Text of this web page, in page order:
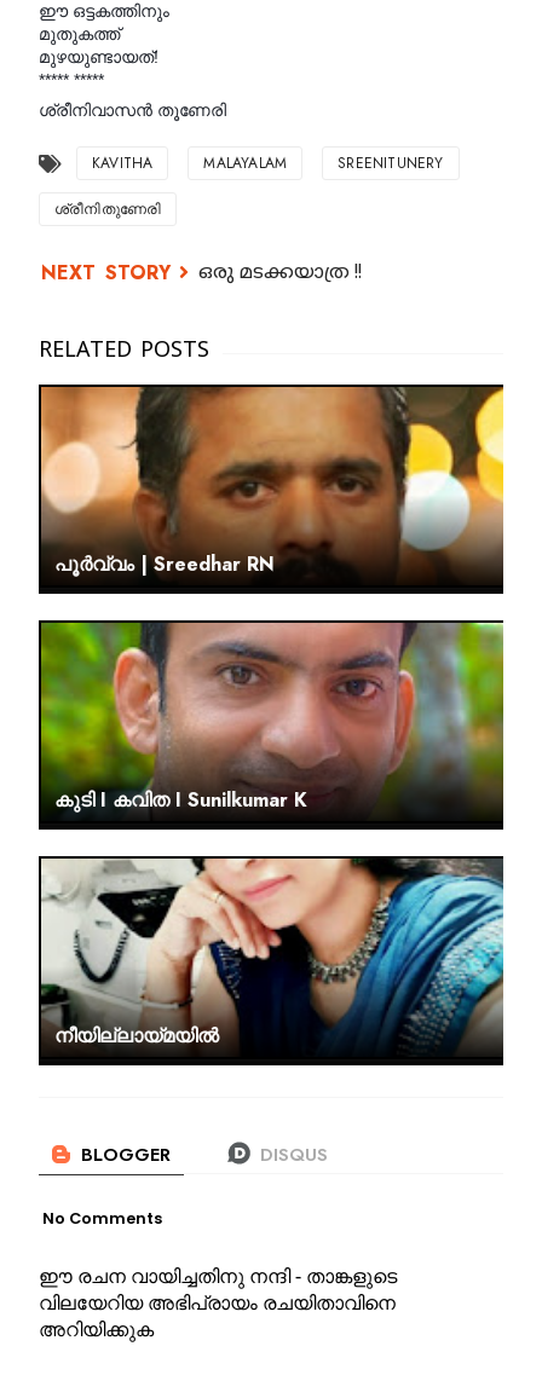
ഈ ഒട്ടകത്തിനും
മുതുകത്ത്
മുഴയുണ്ടായത്!
***** *****
ശ്രീനിവാസൻ തൂണേരി
KAVITHA MALAYALAM SREENITUNERY
ശ്രീനിതുണേരി
ഒരു മടക്കയാത്ര !!
പൂർവ്വം | Sreedhar RN
കുടി I കവിത I Sunilkumar K
നീയില്ലായ്മയിൽ
No Comments
ഈ രചന വായിച്ചതിനു നന്ദി - താങ്കളുടെ
വിലയേറിയ അഭിപ്രായം രചയിതാവിനെ
അറിയിക്കുക